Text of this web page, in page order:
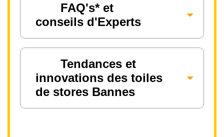
FAQ's* et
conseils d'Experts
Tendances et
innovations des toiles
de stores Bannes